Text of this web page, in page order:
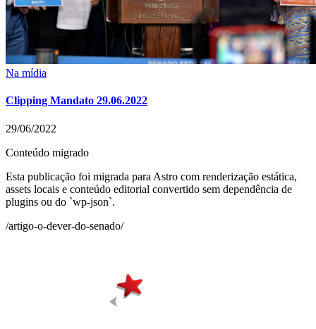
Na mídia
Clipping Mandato 29.06.2022
29/06/2022
Conteúdo migrado
Esta publicação foi migrada para Astro com renderização estática,
assets locais e conteúdo editorial convertido sem dependência de
plugins ou do `wp-json`.
/artigo-o-dever-do-senado/